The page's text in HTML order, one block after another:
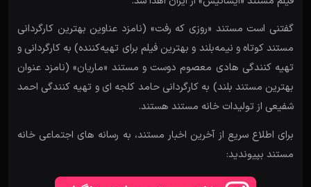
گفتنی است مستند «روزی که رفت» (نامزد عناوین بهترین کارگردانی
مستند کوتاه و نیمه‌بلند و بهترین فیلم برای تهیه‌کننده) به کارگردانی و
تهیه کنندگی هادی معصوم دوست و مستند «ماریان» (نامزد عنوان
بهترین مستند بلند) به کارگردانی حامد کلجه ای و تهیه کنندگی احمد
شفیعی از تولیدات خانه مستند هستند.
برای اطلاع سریع از آخرین اخبار مستند، به رسانه های اجتماعی خانه
مستند بپیوندید: